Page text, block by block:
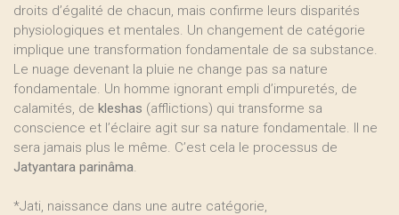
droits d’égalité de chacun, mais confirme leurs disparités
physiologiques et mentales. Un changement de catégorie
implique une transformation fondamentale de sa substance.
Le nuage devenant la pluie ne change pas sa nature
fondamentale. Un homme ignorant empli d’impuretés, de
calamités, de kleshas (afflictions) qui transforme sa
conscience et l’éclaire agit sur sa nature fondamentale. Il ne
sera jamais plus le même. C’est cela le processus de
Jatyantara parinâma.
*Jati, naissance dans une autre catégorie,